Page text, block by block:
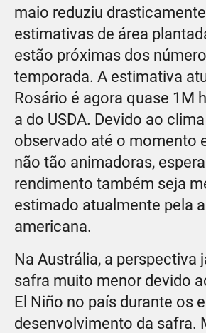
maio reduziu
estimativas de área
estão próximas dos
temporada. A estimativa
Rosário é agora quase 1M
a do USDA. Devido ao
observado até o momento
não tão animadoras,
rendimento também seja
estimado atualmente pela
americana.
Na Austrália, a perspectiva
safra muito menor devido
El Niño no país durante os
desenvolvimento da safra.